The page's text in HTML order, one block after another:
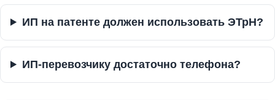
ИП на патенте должен использовать ЭТрН?
ИП-перевозчику достаточно телефона?